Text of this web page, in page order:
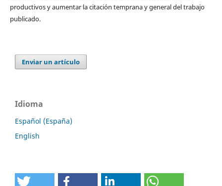
productivos y aumentar la citación temprana y general del trabajo
publicado.
Enviar un artículo
Idioma
Español (España)
English